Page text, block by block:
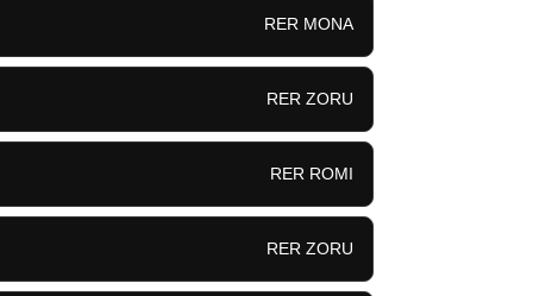
RER MONA
RER ZORU
RER ROMI
RER ZORU